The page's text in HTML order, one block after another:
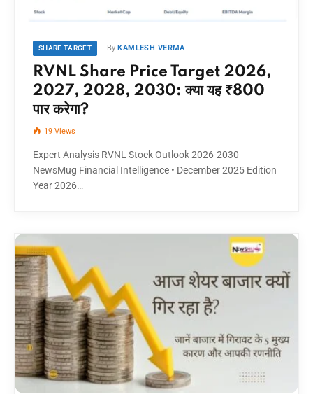
SHARE TARGET By KAMLESH VERMA
RVNL Share Price Target 2026,
2027, 2028, 2030: क्या यह ₹800
पार करेगा?
19 Views
Expert Analysis RVNL Stock Outlook 2026-2030
NewsMug Financial Intelligence • December 2025 Edition
Year 2026…